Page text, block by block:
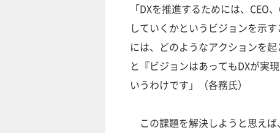
「DXを推進するためには、
していくかというビジョンを示
には、どのようなアクションを
と『ビジョンはあってもDXが実
いうわけです」（各務氏）
この課題を解決しようと思え